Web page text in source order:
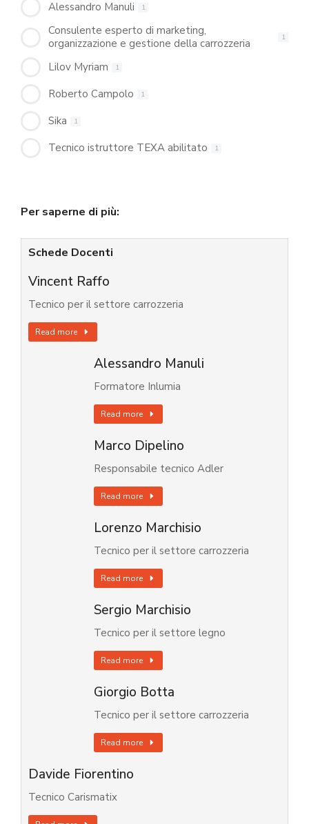
Alessandro Manuli 1
Consulente esperto di marketing,
organizzazione e gestione della carrozzeria
1
Lilov Myriam 1
Roberto Campolo 1
Sika 1
Tecnico istruttore TEXA abilitato 1
Per saperne di più:
Schede Docenti
Vincent Raffo
Tecnico per il settore carrozzeria
Read more
Alessandro Manuli
Formatore Inlumia
Read more
Marco Dipelino
Responsabile tecnico Adler
Read more
Lorenzo Marchisio
Tecnico per il settore carrozzeria
Read more
Sergio Marchisio
Tecnico per il settore legno
Read more
Giorgio Botta
Tecnico per il settore carrozzeria
Read more
Davide Fiorentino
Tecnico Carismatix